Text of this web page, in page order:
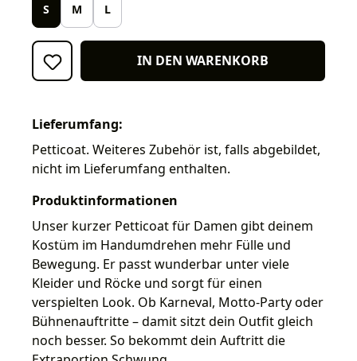
S M L
IN DEN WARENKORB
Lieferumfang:
Petticoat. Weiteres Zubehör ist, falls abgebildet,
nicht im Lieferumfang enthalten.
Produktinformationen
Unser kurzer Petticoat für Damen gibt deinem
Kostüm im Handumdrehen mehr Fülle und
Bewegung. Er passt wunderbar unter viele
Kleider und Röcke und sorgt für einen
verspielten Look. Ob Karneval, Motto-Party oder
Bühnenauftritte – damit sitzt dein Outfit gleich
noch besser. So bekommt dein Auftritt die